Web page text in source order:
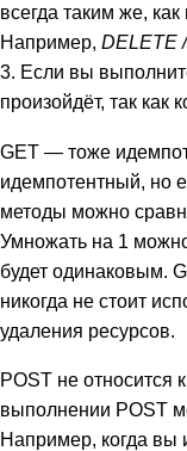
всегда таким же,
Например, DELETE
3. Если вы
произойдёт, так как
GET — тоже
идемпотентный, но
методы можно
Умножать на 1 можно
будет одинаковым.
никогда не стоит
удаления ресурсов.
POST не
выполнении POST
Например, когда вы